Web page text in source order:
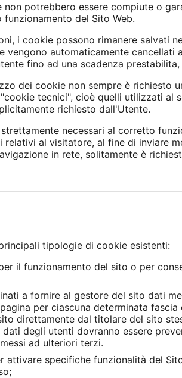
potrebbero essere compiute o
del Sito Web.
i cookie possono rimanere salvati
vengono automaticamente
fino ad una scadenza
dei cookie non sempre è richiesto
tecnici", cioè quelli utilizzati
richiesto dall'Utente.
necessari al corretto
al visitatore, al fine di inviare
in rete, solitamente è
tipologie di cookie esistenti:
il funzionamento del sito o per
a fornire al gestore del sito dati
per ciascuna determinata
direttamente dal titolare del sito
degli utenti dovranno essere
ad ulteriori terzi.
attivare specifiche funzionalità del